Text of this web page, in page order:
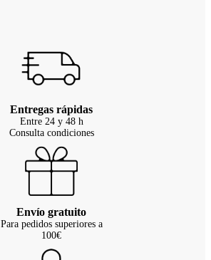
Entregas rápidas
Entre 24 y 48 h
Consulta condiciones
Envío gratuito
Para pedidos superiores a
100€